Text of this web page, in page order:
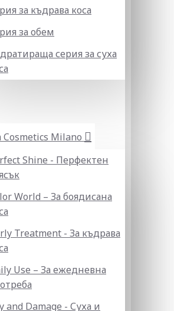
за къдрава коса
за обем
серия за суха
Cosmetics Milano
Shine - Перфектен
World – За боядисана
Treatment - За къдрава
Use – За ежедневна
and Damage - Суха и